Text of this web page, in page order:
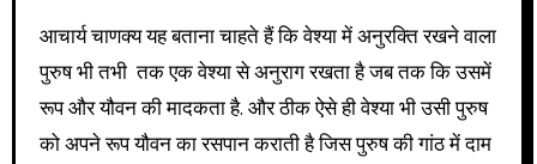
आचार्य चाणक्य यह बताना चाहते हैं कि वेश्या में अनुरक्ति रखने वाला
पुरुष भी तभी तक एक वेश्या से अनुराग रखता है जब तक कि उसमें
रूप और यौवन की मादकता है. और ठीक ऐसे ही वेश्या भी उसी पुरुष
को अपने रूप यौवन का रसपान कराती है जिस पुरुष की गांठ में दाम